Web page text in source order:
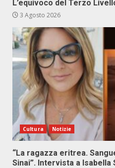
L’equivoco del Terzo
3 Agosto 2026
Cultura Notizie
“La ragazza eritrea.
Sinai”. Intervista a